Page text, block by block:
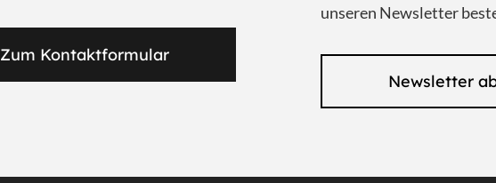
Zum Kontaktformular
unseren Newsletter
Newsletter